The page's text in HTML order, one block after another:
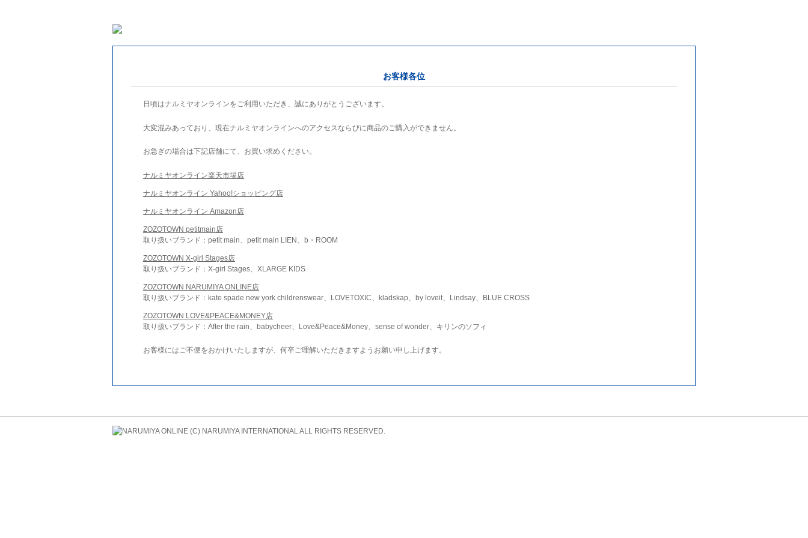
お客様各位
日頃はナルミヤオンラインをご利用いただき、誠にありがとうございます。
大変混みあっており、現在ナルミヤオンラインへのアクセスならびに商品のご購入ができません。
お急ぎの場合は下記店舗にて、お買い求めください。
ナルミヤオンライン楽天市場店
ナルミヤオンライン Yahoo!ショッピング店
ナルミヤオンライン Amazon店
ZOZOTOWN petitmain店
取り扱いブランド：petit main、petit main LIEN、b・ROOM
ZOZOTOWN X-girl Stages店
取り扱いブランド：X-girl Stages、XLARGE KIDS
ZOZOTOWN NARUMIYA ONLINE店
取り扱いブランド：kate spade new york childrenswear、LOVETOXIC、kladskap、by loveit、Lindsay、BLUE CROSS
ZOZOTOWN LOVE&PEACE&MONEY店
取り扱いブランド：After the rain、babycheer、Love&Peace&Money、sense of wonder、キリンのソフィ
お客様にはご不便をおかけいたしますが、何卒ご理解いただきますようお願い申し上げます。